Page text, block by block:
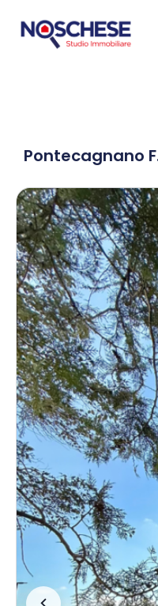
Pontecagnano F.